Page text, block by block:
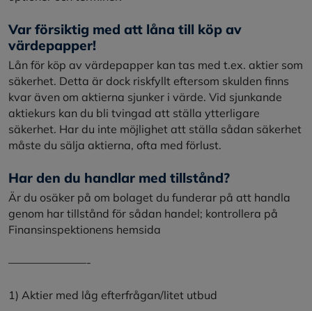
Var försiktig med att låna till köp av
värdepapper!
Lån för köp av värdepapper kan tas med t.ex. aktier som
säkerhet. Detta är dock riskfyllt eftersom skulden finns
kvar även om aktierna sjunker i värde. Vid sjunkande
aktiekurs kan du bli tvingad att ställa ytterligare
säkerhet. Har du inte möjlighet att ställa sådan säkerhet
måste du sälja aktierna, ofta med förlust.
Har den du handlar med tillstånd?
Är du osäker på om bolaget du funderar på att handla
genom har tillstånd för sådan handel; kontrollera på
Finansinspektionens hemsida
———————-
1) Aktier med låg efterfrågan/litet utbud